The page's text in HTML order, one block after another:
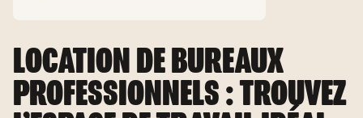
LOCATION DE BUREAUX
PROFESSIONNELS : TROUVEZ